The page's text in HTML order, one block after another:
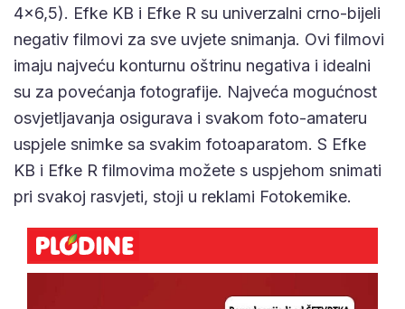
4×6,5). Efke KB i Efke R su univerzalni crno-bijeli
negativ filmovi za sve uvjete snimanja. Ovi filmovi
imaju najveću konturnu oštrinu negativa i idealni
su za povećanja fotografije. Najveća mogućnost
osvjetljavanja osigurava i svakom foto-amateru
uspjele snimke sa svakim fotoaparatom. S Efke
KB i Efke R filmovima možete s uspjehom snimati
pri svakoj rasvjeti, stoji u reklami Fotokemike.